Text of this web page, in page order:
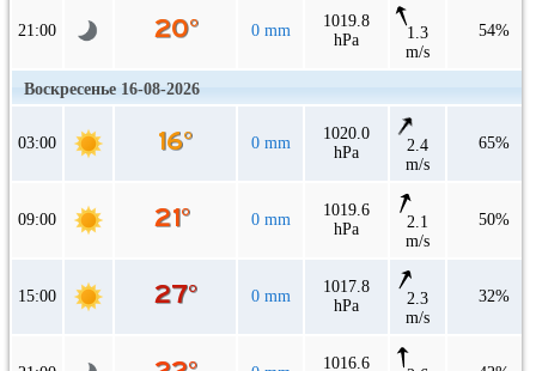
21:00 0 mm
1019.8
hPa
1.3
m/s
54%
Воскресенье 16-08-2026
03:00 0 mm
1020.0
hPa
2.4
m/s
65%
09:00 0 mm
1019.6
hPa
2.1
m/s
50%
15:00 0 mm
1017.8
hPa
2.3
m/s
32%
1016.6